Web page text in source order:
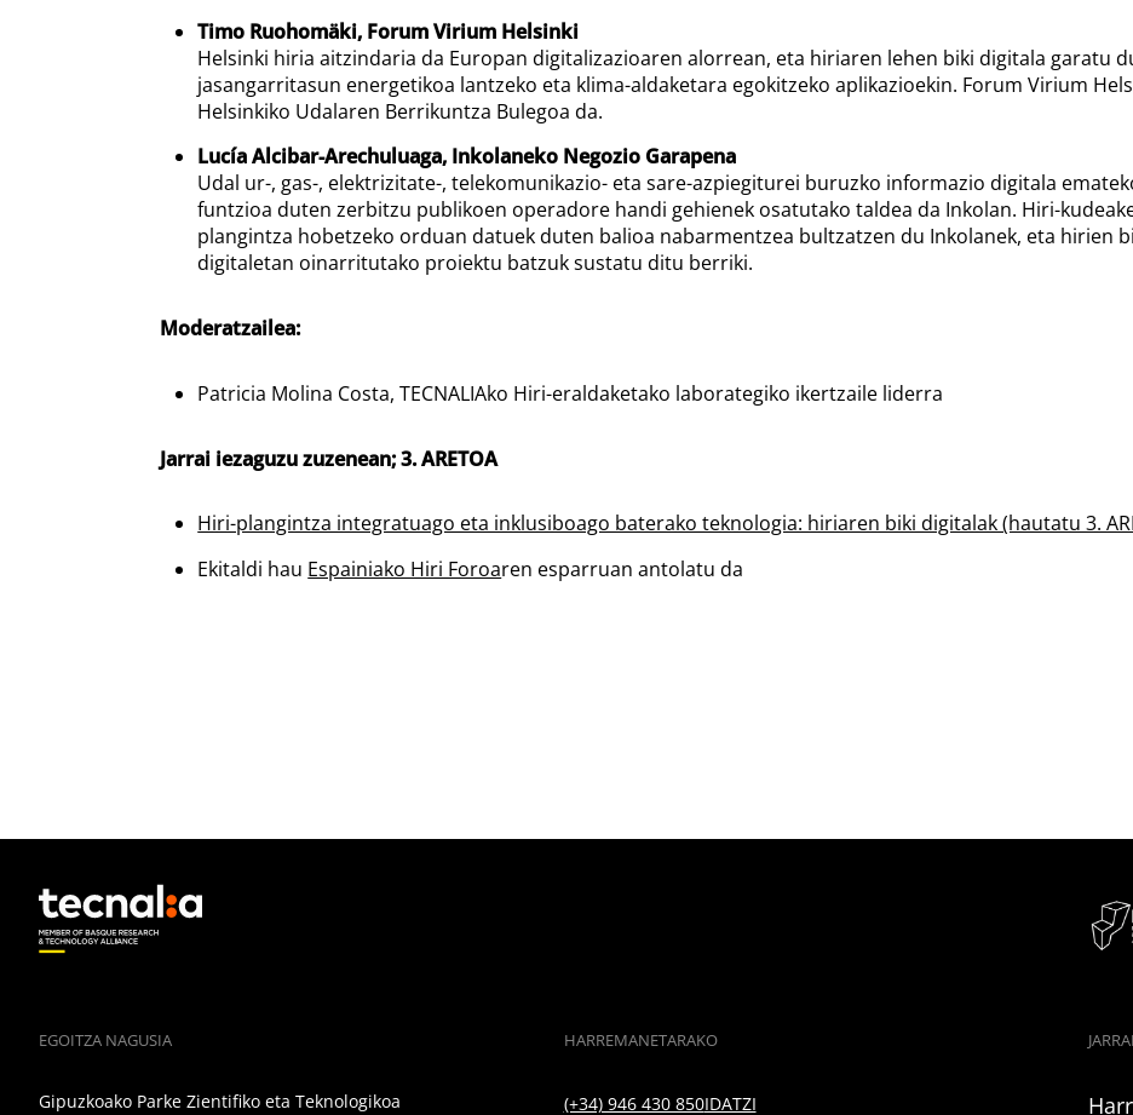
Timo Ruohomäki, Forum Virium Helsinki
Helsinki hiria aitzindaria da Europan digitalizazioaren alorrean, eta hiriaren lehen biki digitala garatu
jasangarritasun energetikoa lantzeko eta klima-aldaketara egokitzeko aplikazioekin. Forum Virium
Helsinkiko Udalaren Berrikuntza Bulegoa da.
Lucía Alcibar-Arechuluaga, Inkolaneko Negozio Garapena
Udal ur-, gas-, elektrizitate-, telekomunikazio- eta sare-azpiegiturei buruzko informazio digitala
funtzioa duten zerbitzu publikoen operadore handi gehienek osatutako taldea da Inkolan. Hiri-
plangintza hobetzeko orduan datuek duten balioa nabarmentzea bultzatzen du Inkolanek, eta hirien
digitaletan oinarritutako proiektu batzuk sustatu ditu berriki.
Moderatzailea:
Patricia Molina Costa, TECNALIAko Hiri-eraldaketako laborategiko ikertzaile liderra
Jarrai iezaguzu zuzenean; 3. ARETOA
Hiri-plangintza integratuago eta inklusiboago baterako teknologia: hiriaren biki digitalak (hautatu 3.
Ekitaldi hau Espainiako Hiri Foroaren esparruan antolatu da
EGOITZA NAGUSIA
Gipuzkoako Parke Zientifiko eta Teknologikoa
HARREMANETARAKO
(+34) 946 430 850IDATZI